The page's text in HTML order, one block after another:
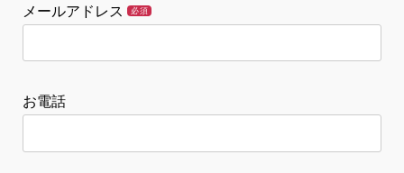
メールアドレス 必須
お電話